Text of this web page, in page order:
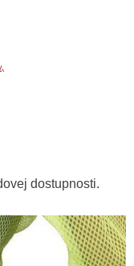
dostupnosti.